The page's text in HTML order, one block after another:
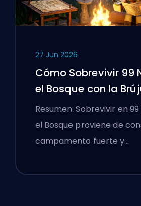
27 Jun 2026
Cómo Sobrevivir 99
el Bosque con la
Resumen: Sobrevivir en
el Bosque proviene de
campamento fuerte y…